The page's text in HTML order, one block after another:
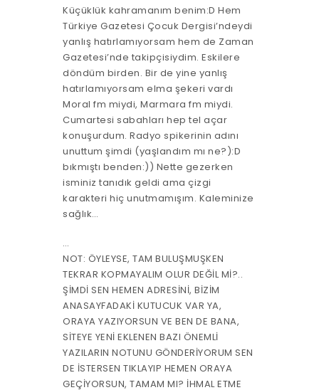
Küçüklük kahramanım benim:D Hem
Türkiye Gazetesi Çocuk Dergisi’ndeydi
yanlış hatırlamıyorsam hem de Zaman
Gazetesi’nde takipçisiydim. Eskilere
döndüm birden. Bir de yine yanlış
hatırlamıyorsam elma şekeri vardı
Moral fm miydi, Marmara fm miydi.
Cumartesi sabahları hep tel açar
konuşurdum. Radyo spikerinin adını
unuttum şimdi (yaşlandım mı ne?):D
bıkmıştı benden:)) Nette gezerken
isminiz tanıdık geldi ama çizgi
karakteri hiç unutmamışım. Kaleminize
sağlık…
…
NOT: ÖYLEYSE, TAM BULUŞMUŞKEN
TEKRAR KOPMAYALIM OLUR DEĞİL Mİ?..
ŞİMDİ SEN HEMEN ADRESİNİ, BİZİM
ANASAYFADAKİ KUTUCUK VAR YA,
ORAYA YAZIYORSUN VE BEN DE BANA,
SİTEYE YENİ EKLENEN BAZI ÖNEMLİ
YAZILARIN NOTUNU GÖNDERİYORUM SEN
DE İSTERSEN TIKLAYIP HEMEN ORAYA
GEÇİYORSUN, TAMAM MI? İHMAL ETME